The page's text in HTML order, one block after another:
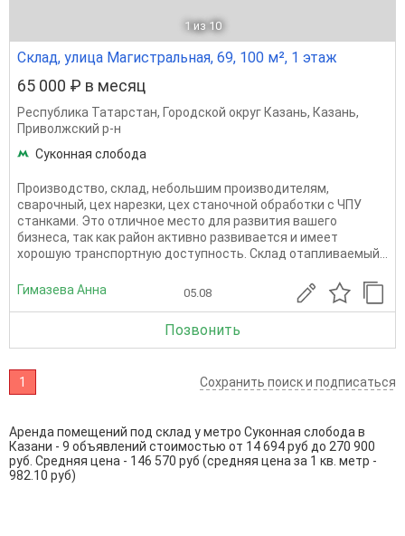
1 из 10
Склад, улица Магистральная, 69, 100 м², 1 этаж
65 000 ₽ в месяц
Республика Татарстан, Городской округ Казань, Казань,
Приволжский р-н
Суконная слобода
Производство, склад, небольшим производителям,
сварочный, цех нарезки, цех станочной обработки с ЧПУ
станками. Это отличное место для развития вашего
бизнеса, так как район активно развивается и имеет
хорошую транспортную доступность. Склад отапливаемый...
Гимазева Анна 05.08
Позвонить
1 Сохранить поиск и подписаться
Аренда помещений под склад у метро Суконная слобода в
Казани - 9 объявлений стоимостью от 14 694 руб до 270 900
руб. Средняя цена - 146 570 руб (средняя цена за 1 кв. метр -
982.10 руб)